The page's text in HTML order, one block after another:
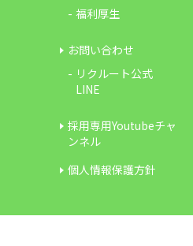
福利厚生
お問い合わせ
リクルート公式
LINE
採用専用Youtubeチャ
ンネル
個人情報保護方針